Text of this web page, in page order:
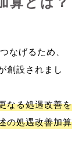
なげるため、
創設されまし
なる処遇改善を
の処遇改善加算